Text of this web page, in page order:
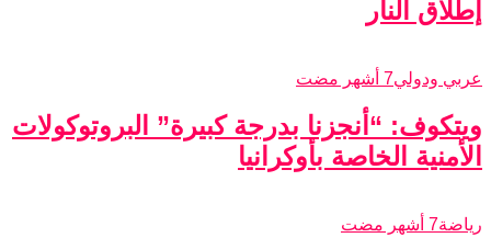
إطلاق النار
عربي ودولي7 أشهر مضت
ويتكوف: “أنجزنا بدرجة كبيرة” البروتوكولات
الأمنية الخاصة بأوكرانيا
رياضة7 أشهر مضت